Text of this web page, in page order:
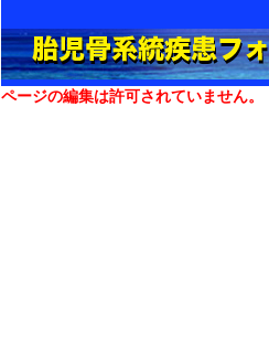
ページの編集は許可されていません。